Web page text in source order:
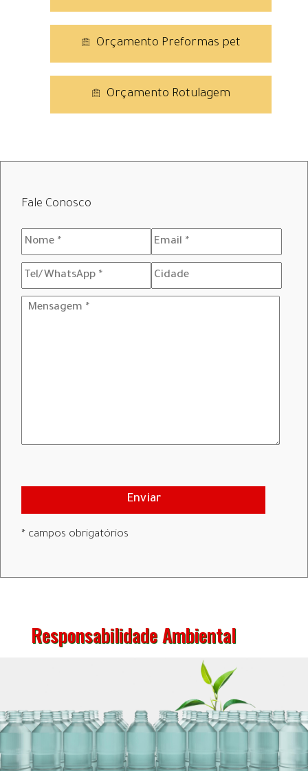
Orçamento Preformas pet
Orçamento Rotulagem
Fale Conosco
Enviar
* campos obrigatórios
Responsabilidade Ambiental